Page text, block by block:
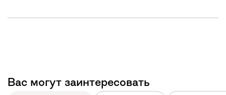
Вас могут заинтересовать